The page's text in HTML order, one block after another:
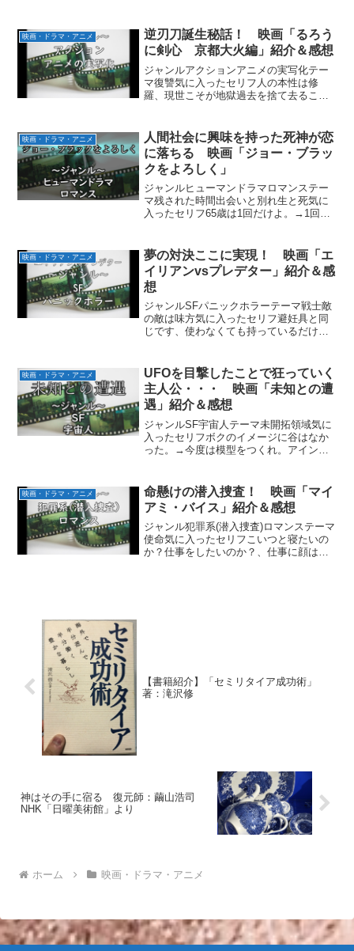
じ主人公はバイクスタントの天才：ジョ
ニー・ブレイズ。若い頃...
映画・ドラマ・アニメ
逆刃刀誕生秘話！ 映画「るろう
に剣心 京都大火編」紹介＆感想
ジャンルアクションアニメの実写化テー
マ復讐気に入ったセリフ人の本性は修
羅、現世こそが地獄過去を捨て去ること
人斬りとして暗躍した志々雄真実は、口
封じのため政府に裏切られ...
映画・ドラマ・アニメ
人間社会に興味を持った死神が恋
に落ちる 映画「ジョー・ブラッ
クをよろしく」
ジャンルヒューマンドラマロマンステー
マ残された時間出会いと別れ生と死気に
入ったセリフ65歳は1回だけよ。→1回で
なもんさ、永遠はない。舌を切られた？
今朝はよく喋ったのに...
映画・ドラマ・アニメ
夢の対決ここに実現！ 映画「エ
イリアンvsプレデター」紹介＆感
想
ジャンルSFパニックホラーテーマ戦士敵
の敵は味方気に入ったセリフ避妊具と同
じです、使わなくても持っているだけで
飲んだシャンパンの味だ。分かる方がど
うかしてる、モーセ...
映画・ドラマ・アニメ
UFOを目撃したことで狂っていく
主人公・・・ 映画「未知との遭
遇」紹介＆感想
ジャンルSF宇宙人テーマ未開拓領域気に
入ったセリフボクのイメージに谷はなか
った。→今度は模型をつくれ。アインシ
ュニケーションを取るシーンあらすじ主
人公は電気工事士のロイ...
映画・ドラマ・アニメ
命懸けの潜入捜査！ 映画「マイ
アミ・バイス」紹介＆感想
ジャンル犯罪系(潜入捜査)ロマンステーマ
使命気に入ったセリフこいつと寝たいの
か？仕事をしたいのか？、仕事に顔は関
【書籍紹介】「セミリタイア成功術」
著：滝沢修
神はその手に宿る 復元師：繭山浩司
NHK「日曜美術館」より
ホーム 映画・ドラマ・アニメ